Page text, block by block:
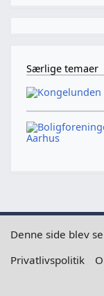
Særlige temaer
Denne side blev
Privatlivspolitik